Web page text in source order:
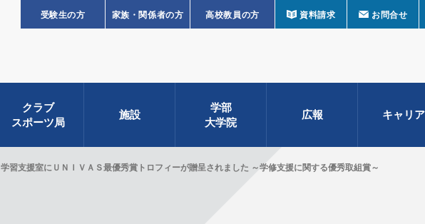
受験生の方 家族・関係者の方 高校教員の方 資料請求 お問合せ
クラブ
スポーツ局
施設
学部
大学院
広報 キャリア
学習支援室にＵＮＩＶＡＳ最優秀賞トロフィーが贈呈されました ～学修支援に関する優秀取組賞～